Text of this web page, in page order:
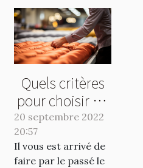
Quels critères
pour choisir un
bon matelas ?
20 septembre 2022
20:57
Il vous est arrivé de
faire par le passé le